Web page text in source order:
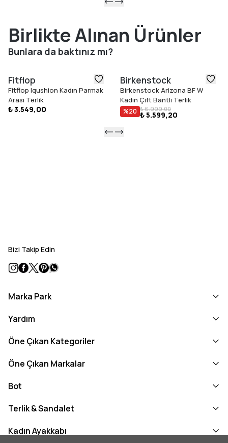
Birlikte Alınan Ürünler
Bunlara da baktınız mı?
Fitflop
Fitflop Iqushion Kadın Parmak
Arası Terlik
₺ 3.549,00
Birkenstock
Birkenstock Arizona BF W
Kadın Çift Bantlı Terlik
%20 ₺ 6.999,00
₺ 5.599,20
Bizi Takip Edin
Marka Park
Yardım
Öne Çıkan Kategoriler
Öne Çıkan Markalar
Bot
Terlik & Sandalet
Kadın Ayakkabı